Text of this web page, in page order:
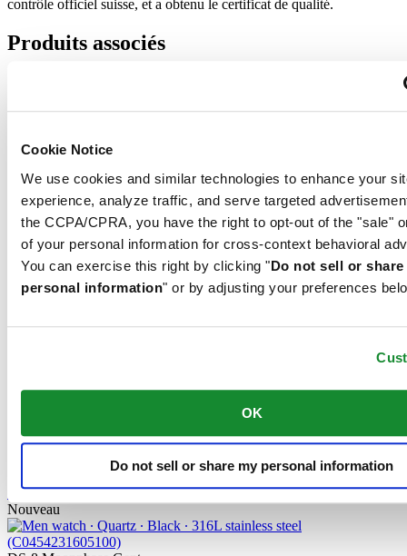
Cookie Notice
We use cookies and similar technologies to enhance your
experience, analyze traffic, and serve targeted
the CCPA/CPRA, you have the right to opt-out of the "sale"
of your personal information for cross-context behavioral
You can exercise this right by clicking "Do not sell or share
personal information" or by adjusting your preferences
OK
Do not sell or share my personal information
contrôle officiel suisse, et a obtenu le certificat de qualité.
Produits associés
DS-8 Gent 40mm
535 €
Réserver dans une boutique
Trouver un point de vente
Nouveau
DS-8 Lady 31mm
31.0mm
395 €
Réserver dans une boutique
595 €
Trouver un point de vente
Nouveau